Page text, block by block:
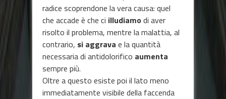
radice scoprendone la vera causa: quel
che accade è che ci illudiamo di aver
risolto il problema, mentre la malattia, al
contrario, si aggrava e la quantità
necessaria di antidolorifico aumenta
sempre più.
Oltre a questo esiste poi il lato meno
immediatamente visibile della faccenda